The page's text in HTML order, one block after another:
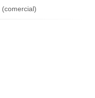
(comercial)